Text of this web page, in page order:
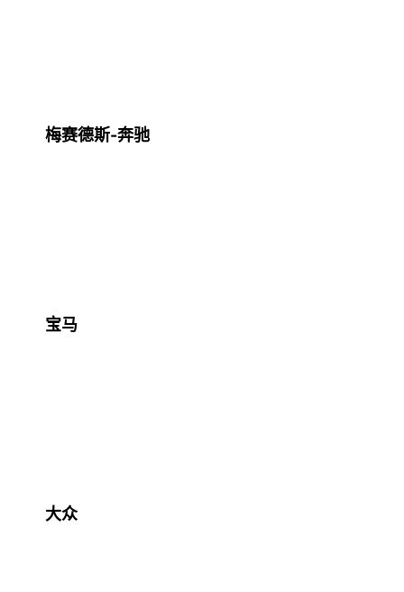
梅赛德斯-奔驰
宝马
大众